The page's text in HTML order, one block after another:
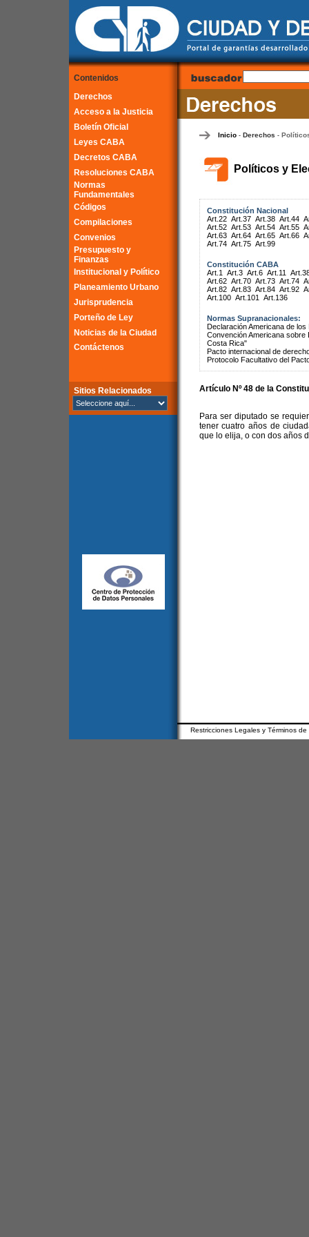
Contenidos
Derechos
Acceso a la Justicia
Boletín Oficial
Leyes CABA
Decretos CABA
Resoluciones CABA
Normas
Fundamentales
Códigos
Compilaciones
Convenios
Presupuesto y
Finanzas
Institucional y Político
Planeamiento Urbano
Jurisprudencia
Porteño de Ley
Noticias de la Ciudad
Contáctenos
Sitios Relacionados
Inicio- Derechos -
Políticos y
Constitución Nacional
Art.22 Art.37 Art.38 Art.44
Art.52 Art.53 Art.54 Art.55
Art.63 Art.64 Art.65 Art.66
Art.74 Art.75 Art.99
Constitución CABA
Art.1
Art.3 Art.6 Art.11
Art.62 Art.70 Art.73 Art.74
Art.82 Art.83 Art.84 Art.92
Art.100 Art.101 Art.136
Normas Supranacionales:
Declaración Americana de
Convención Americana
Costa Rica"
Pacto internacional de
Protocolo Facultativo del
Artículo Nº 48 de la
Para ser diputado se
tener cuatro años de
que lo elija, o con dos años
Restricciones Legales y Términos de